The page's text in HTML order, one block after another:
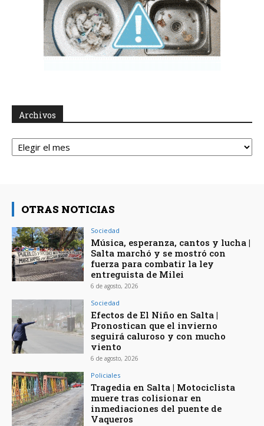
Archivos
Archivos
OTRAS NOTICIAS
Sociedad
Música, esperanza, cantos y lucha |
Salta marchó y se mostró con
fuerza para combatir la ley
entreguista de Milei
6 de agosto, 2026
Sociedad
Efectos de El Niño en Salta |
Pronostican que el invierno
seguirá caluroso y con mucho
viento
6 de agosto, 2026
Policiales
Tragedia en Salta | Motociclista
muere tras colisionar en
inmediaciones del puente de
Vaqueros